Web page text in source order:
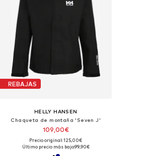
REBAJAS
HELLY HANSEN
Chaqueta de montaña 'Seven J'
109,00€
Precio original: 125,00€
Último precio más bajo:99,90€